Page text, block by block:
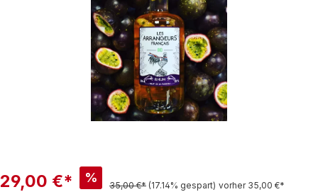
29,00 €* %
35,00 €* (17.14% gespart) vorher 35,00 €*